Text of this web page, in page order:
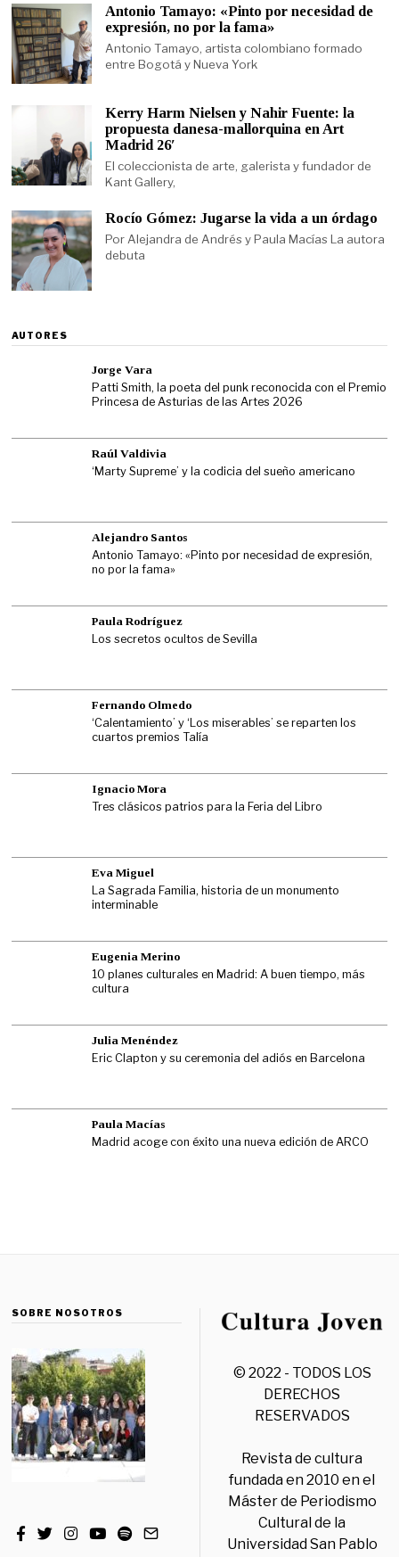
Antonio Tamayo: «Pinto por necesidad de
expresión, no por la fama»
Antonio Tamayo, artista colombiano formado
entre Bogotá y Nueva York
Kerry Harm Nielsen y Nahir Fuente: la
propuesta danesa-mallorquina en Art
Madrid 26′
El coleccionista de arte, galerista y fundador de
Kant Gallery,
Rocío Gómez: Jugarse la vida a un órdago
Por Alejandra de Andrés y Paula Macías La autora
debuta
AUTORES
Jorge Vara
Patti Smith, la poeta del punk reconocida con el Premio
Princesa de Asturias de las Artes 2026
Raúl Valdivia
‘Marty Supreme’ y la codicia del sueño americano
Alejandro Santos
Antonio Tamayo: «Pinto por necesidad de expresión,
no por la fama»
Paula Rodríguez
Los secretos ocultos de Sevilla
Fernando Olmedo
‘Calentamiento’ y ‘Los miserables’ se reparten los
cuartos premios Talía
Ignacio Mora
Tres clásicos patrios para la Feria del Libro
Eva Miguel
La Sagrada Familia, historia de un monumento
interminable
Eugenia Merino
10 planes culturales en Madrid: A buen tiempo, más
cultura
Julia Menéndez
Eric Clapton y su ceremonia del adiós en Barcelona
Paula Macías
Madrid acoge con éxito una nueva edición de ARCO
SOBRE NOSOTROS
© 2022 - TODOS LOS
DERECHOS
RESERVADOS
Revista de cultura
fundada en 2010 en el
Máster de Periodismo
Cultural de la
Universidad San Pablo